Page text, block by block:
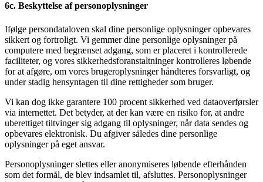
6c. Beskyttelse af personoplysninger
Ifølge persondataloven skal dine personlige oplysninger opbevares
sikkert og fortroligt. Vi gemmer dine personlige oplysninger på
computere med begrænset adgang, som er placeret i kontrollerede
faciliteter, og vores sikkerhedsforanstaltninger kontrolleres løbende
for at afgøre, om vores brugeroplysninger håndteres forsvarligt, og
under stadig hensyntagen til dine rettigheder som bruger.
Vi kan dog ikke garantere 100 procent sikkerhed ved dataoverførsler
via internettet. Det betyder, at der kan være en risiko for, at andre
uberettiget tiltvinger sig adgang til oplysninger, når data sendes og
opbevares elektronisk. Du afgiver således dine personlige
oplysninger på eget ansvar.
Personoplysninger slettes eller anonymiseres løbende efterhånden
som det formål, de blev indsamlet til, afsluttes. Personoplysninger